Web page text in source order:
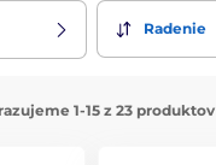
Radenie
1-15 z 23 produktov